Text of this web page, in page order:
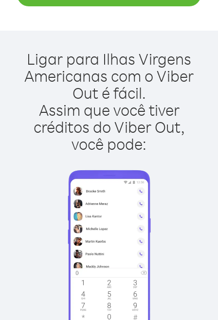
Ligar para Ilhas Virgens
Americanas com o Viber
Out é fácil.
Assim que você tiver
créditos do Viber Out,
você pode: